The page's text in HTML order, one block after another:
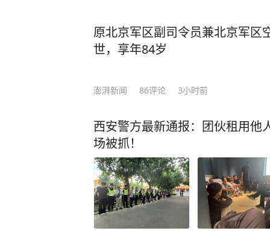
原北京军区副司令员兼北京军区
世，享年84岁
澎湃新闻 86评论 3小时前
西安警方最新通报：团伙租用他
场被抓！